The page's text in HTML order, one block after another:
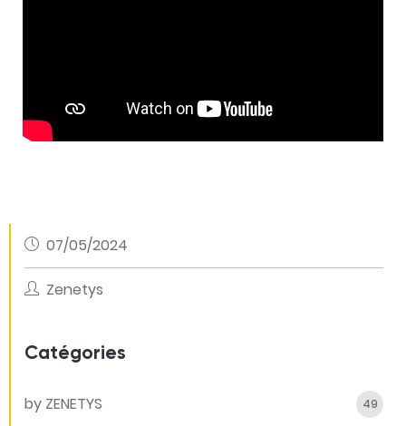
07/05/2024
Zenetys
Catégories
by ZENETYS 49